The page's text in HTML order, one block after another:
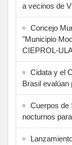
a vecinos de
Concejo
"Municipio
CIEPROL-
Cidata y el
Brasil evalúan
Cuerpos de
nocturnos